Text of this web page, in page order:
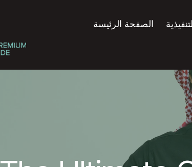
الصفحة الرئيسة